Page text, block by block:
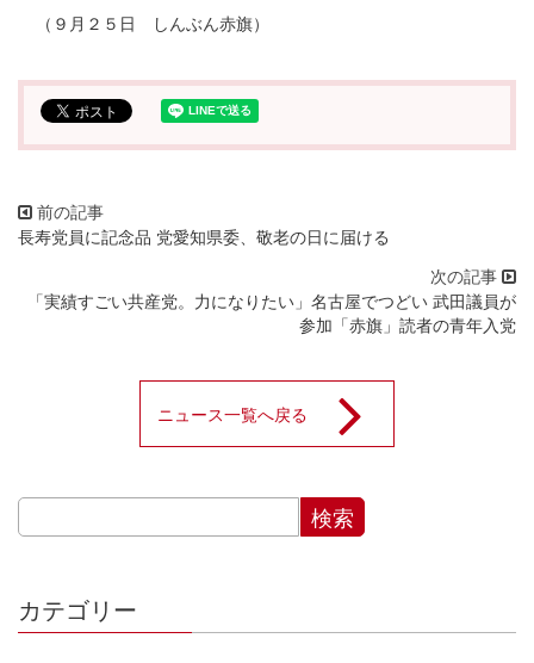
（９月２５日 しんぶん赤旗）
長寿党員に記念品 党愛知県委、敬老の日に届ける
「実績すごい共産党。力になりたい」名古屋でつどい 武田議員が
参加「赤旗」読者の青年入党
ニュース一覧へ戻る
カテゴリー